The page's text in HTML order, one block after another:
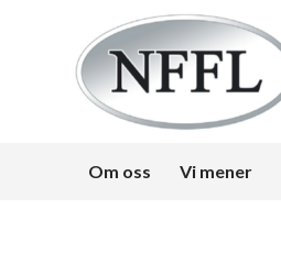
Om oss Vi mener